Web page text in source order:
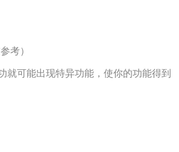
考）
可能出现特异功能，使你的功能得到